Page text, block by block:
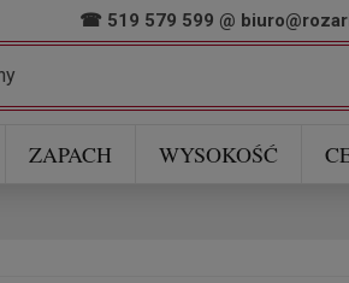
☎ 519 579 599 @
ZAPACH WYSOKOŚĆ